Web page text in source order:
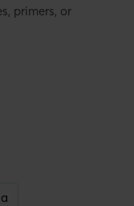
primers, or